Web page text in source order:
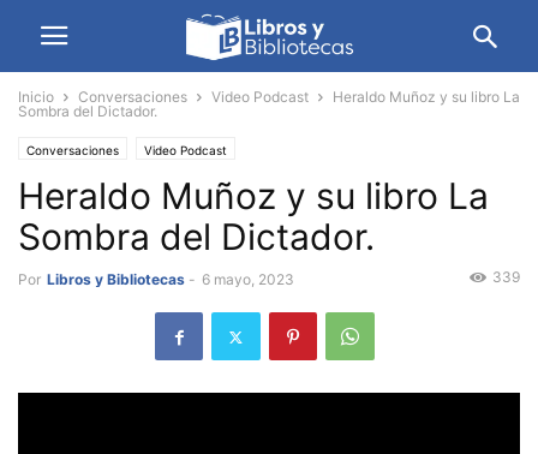
Inicio Conversaciones Video Podcast
Heraldo Muñoz y su libro La
Sombra del Dictador.
Conversaciones Video Podcast
Heraldo Muñoz y su libro La
Sombra del Dictador.
Por Libros y Bibliotecas - 6 mayo, 2023 339